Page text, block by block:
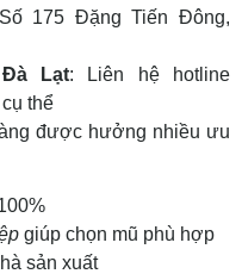
175 Đặng Tiến Đông,
Lạt: Liên hệ hotline
thể
được hưởng nhiều ưu
giúp chọn mũ phù hợp
sản xuất